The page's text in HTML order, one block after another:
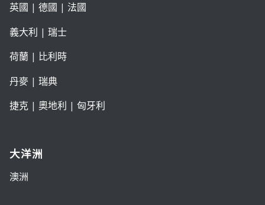
英國 | 德國 | 法國
義大利 | 瑞士
荷蘭| 比利時
丹麥| 瑞典
捷克| 奧地利 | 匈牙利
大洋洲
澳洲